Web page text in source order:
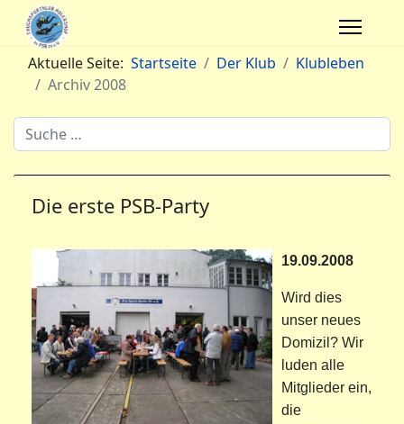
Aktuelle Seite: Startseite Der Klub
Klubleben
Archiv 2008
Archivsuche
Die erste PSB-Party
19.09.2008
Wird dies
unser neues
Domizil? Wir
luden alle
Mitglieder ein,
die